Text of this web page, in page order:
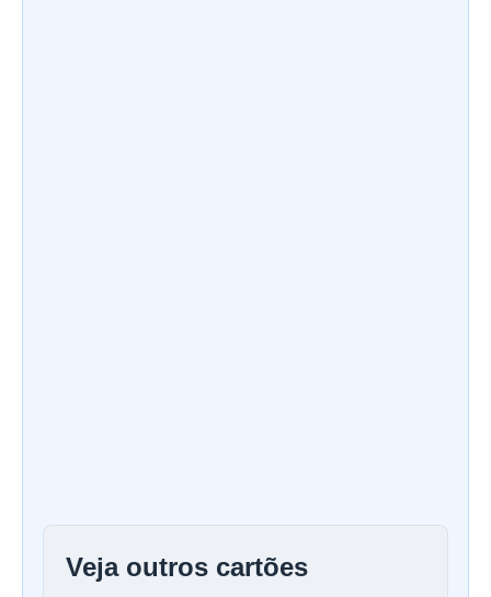
Veja outros cartões